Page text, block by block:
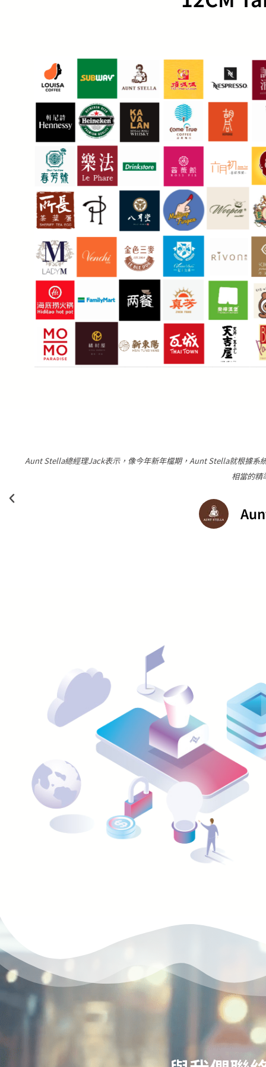
"健身工廠表示，集點活動的互動效果超乎預期、非常踴躍，活動一
核實通過任務給予1點，完成4點、8點、
健